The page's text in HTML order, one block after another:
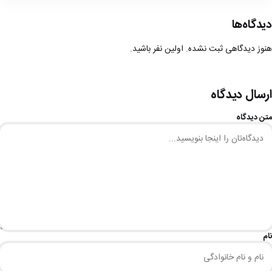
دیدگاه‌ها
هنوز دیدگاهی ثبت نشده. اولین نفر باشید.
ارسال دیدگاه
متن دیدگاه
نام